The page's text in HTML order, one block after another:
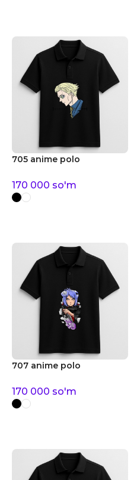
705 anime polo
170 000 so'm
707 anime polo
170 000 so'm